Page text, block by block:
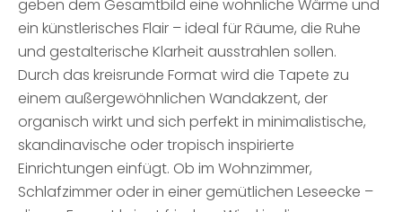
geben dem Gesamtbild eine wohnliche Wärme und
ein künstlerisches Flair – ideal für Räume, die Ruhe
und gestalterische Klarheit ausstrahlen sollen.
Durch das kreisrunde Format wird die Tapete zu
einem außergewöhnlichen Wandakzent, der
organisch wirkt und sich perfekt in minimalistische,
skandinavische oder tropisch inspirierte
Einrichtungen einfügt. Ob im Wohnzimmer,
Schlafzimmer oder in einer gemütlichen Leseecke –